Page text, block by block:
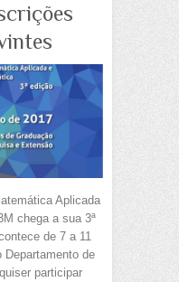
Aplicada
chega a sua 3ª
de 7 a 11
Departamento de
participar